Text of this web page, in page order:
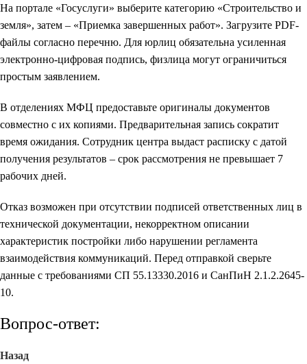
На портале «Госуслуги» выберите категорию «Строительство и
земля», затем – «Приемка завершенных работ». Загрузите PDF-
файлы согласно перечню. Для юрлиц обязательна усиленная
электронно-цифровая подпись, физлица могут ограничиться
простым заявлением.
В отделениях МФЦ предоставьте оригиналы документов
совместно с их копиями. Предварительная запись сократит
время ожидания. Сотрудник центра выдаст расписку с датой
получения результатов – срок рассмотрения не превышает 7
рабочих дней.
Отказ возможен при отсутствии подписей ответственных лиц в
технической документации, некорректном описании
характеристик постройки либо нарушении регламента
взаимодействия коммуникаций. Перед отправкой сверьте
данные с требованиями СП 55.13330.2016 и СанПиН 2.1.2.2645-
10.
Вопрос-ответ:
Назад